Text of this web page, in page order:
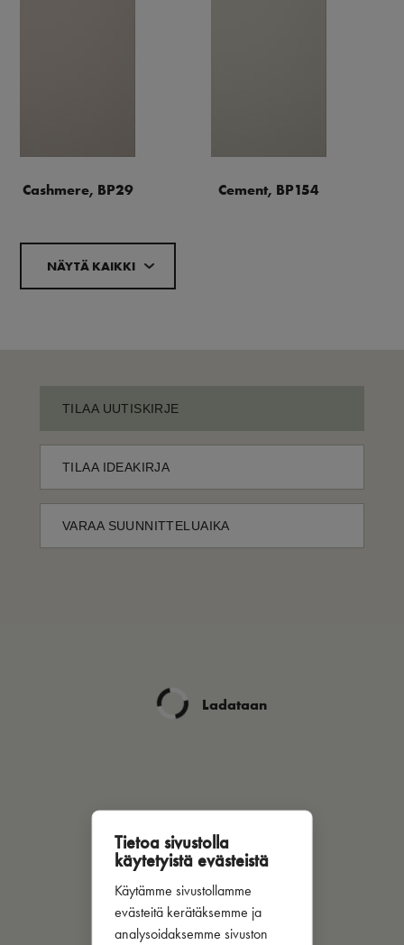
Tietoa sivustolla
käytetyistä evästeistä
Käytämme sivustollamme
evästeitä kerätäksemme ja
analysoidaksemme sivuston
Cashmere, BP29 Cement, BP154
NÄYTÄ KAIKKI
TILAA UUTISKIRJE
TILAA IDEAKIRJA
VARAA SUUNNITTELUAIKA
Ladataan